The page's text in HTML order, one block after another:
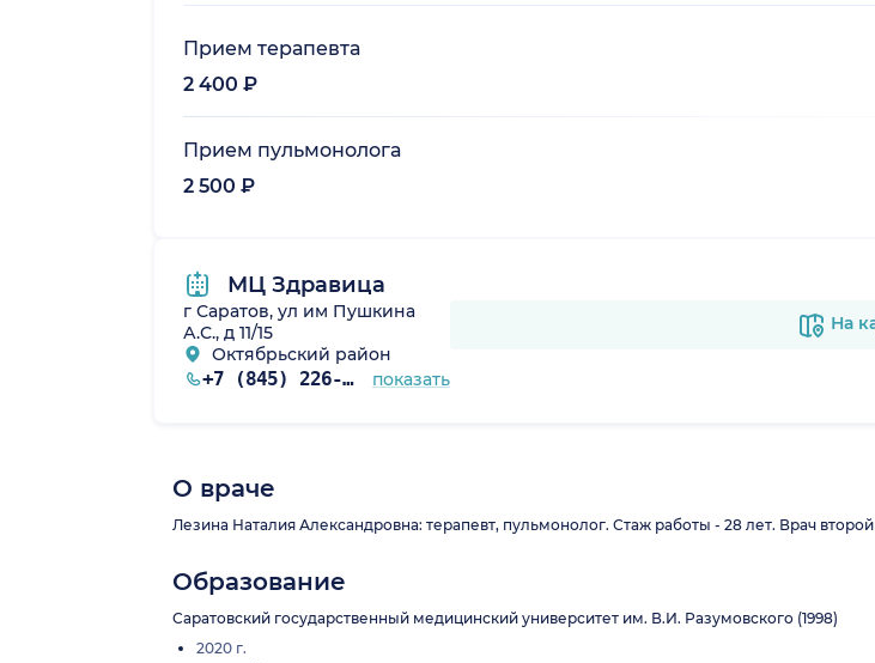
Прием терапевта
2 400 ₽
Прием пульмонолога
2 500 ₽
МЦ Здравица
г Саратов, ул им Пушкина
А.С., д 11/15
Октябрьский район
+7 (845) 226-18-71 показать
На
О враче
Лезина Наталия Александровна: терапевт, пульмонолог. Стаж работы - 28 лет. Врач второй
Образование
Саратовский государственный медицинский университет им. В.И. Разумовского (1998)
2020 г.